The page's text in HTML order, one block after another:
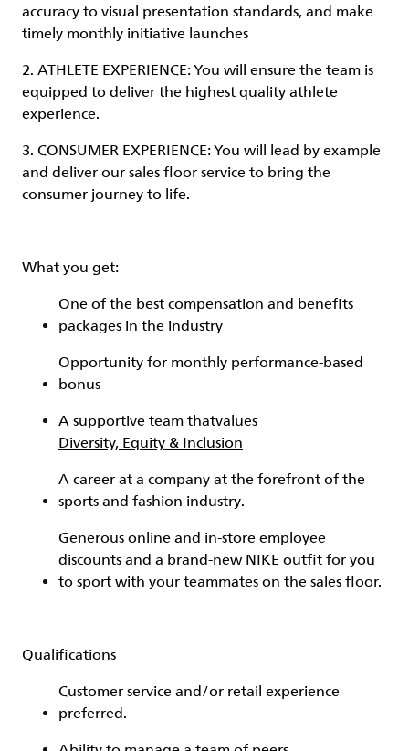
accuracy to visual presentation standards, and make
timely monthly initiative launches
2. ATHLETE EXPERIENCE: You will ensure the team is
equipped to deliver the highest quality athlete
experience.
3. CONSUMER EXPERIENCE: You will lead by example
and deliver our sales floor service to bring the
consumer journey to life.
What you get:
One of the best compensation and benefits
packages in the industry
Opportunity for monthly performance-based
bonus
A supportive team thatvalues
Diversity, Equity & Inclusion
A career at a company at the forefront of the
sports and fashion industry.
Generous online and in-store employee
discounts and a brand-new NIKE outfit for you
to sport with your teammates on the sales floor.
Qualifications
Customer service and/or retail experience
preferred.